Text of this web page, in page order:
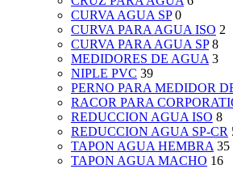
CURVA AGUA SP 0
CURVA PARA AGUA ISO 2
CURVA PARA AGUA SP 8
MEDIDORES DE AGUA 3
NIPLE PVC 39
PERNO PARA MEDIDOR
RACOR PARA
REDUCCION AGUA ISO 8
REDUCCION AGUA SP-CR
TAPON AGUA HEMBRA 35
TAPON AGUA MACHO 16